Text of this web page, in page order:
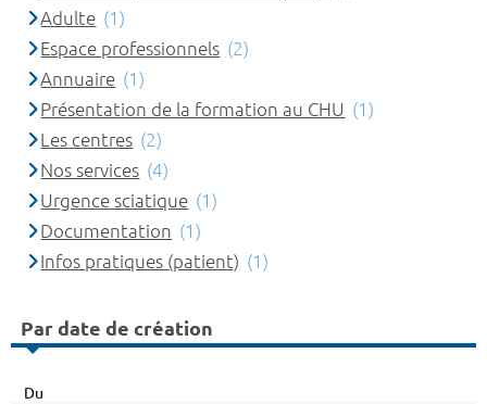
Adulte (1)
Espace professionnels (2)
Annuaire (1)
Présentation de la formation au CHU (1)
Les centres (2)
Nos services (4)
Urgence sciatique (1)
Documentation (1)
Infos pratiques (patient) (1)
Par date de création
Du